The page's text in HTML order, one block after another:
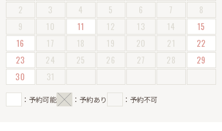
2
3 4 5 6 7
8
9
10 11 12 13 14
15
16
17 18 19 20 21
22
23
24 25 26 27 28
29
30
31
：予約可能 ：予約あり ：予約不可